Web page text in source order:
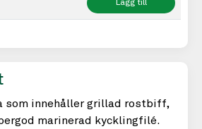
Lägg till
som innehåller grillad rostbiff,
marinerad kycklingfilé.